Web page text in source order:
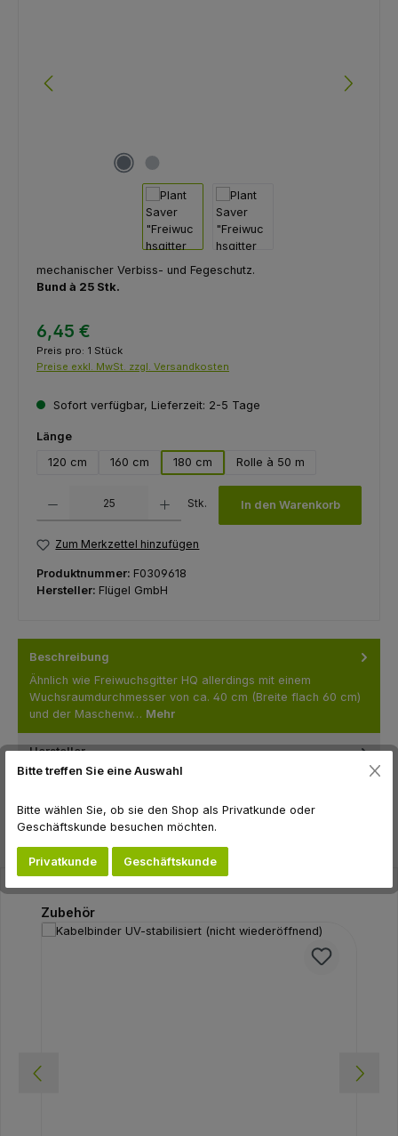
mechanischer Verbiss- und Fegeschutz.
Bund à 25 Stk.
6,45 €
Preis pro: 1 Stück
Preise exkl. MwSt. zzgl. Versandkosten
Sofort verfügbar, Lieferzeit: 2-5 Tage
Längeauswählen
120 cm
160 cm 180 cm Rolle à 50 m
Stk. In den Warenkorb
Zum Merkzettel hinzufügen
Produktnummer: F0309618
Hersteller: Flügel GmbH
Beschreibung
Ähnlich wie Freiwuchsgitter HQ allerdings mit einem
Wuchsraumdurchmesser von ca. 40 cm (Breite flach 60 cm)
und der Maschenw… Mehr
Hersteller
Produktgalerie überspringen
Zubehör
Bitte treffen Sie eine Auswahl
Bitte wählen Sie, ob sie den Shop als Privatkunde oder
Geschäftskunde besuchen möchten.
Privatkunde Geschäftskunde